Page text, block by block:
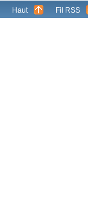
Haut Fil RSS